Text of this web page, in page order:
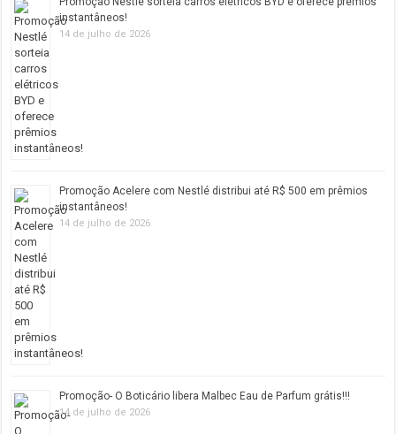
instantâneos!
14 de julho de 2026
Promoção Acelere com Nestlé distribui até R$ 500 em prêmios
instantâneos!
14 de julho de 2026
Promoção- O Boticário libera Malbec Eau de Parfum grátis!!!
14 de julho de 2026